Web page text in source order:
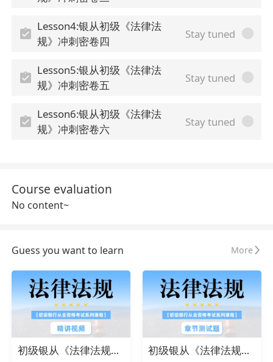
Lesson4:银从初级《法律法
规》冲刺密卷四
Stay tuned
Lesson5:银从初级《法律法
规》冲刺密卷五
Stay tuned
Lesson6:银从初级《法律法
规》冲刺密卷六
Stay tuned
Course evaluation
No content~
Guess you want to learn More
初级银从《法律法规》精讲视频 初级银从《法律法规》章节测试题